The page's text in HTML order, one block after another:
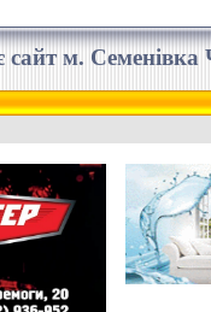
сайт м. Семенівка